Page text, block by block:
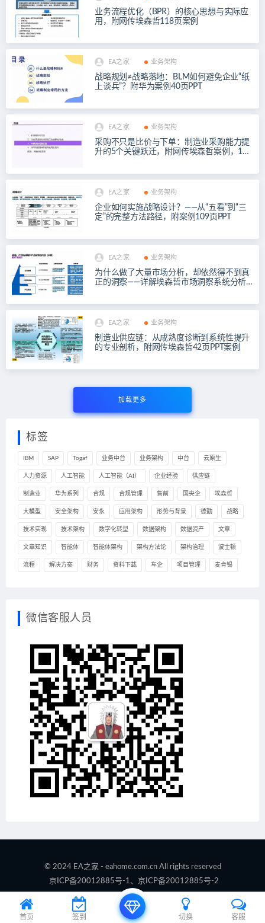
业务流程优化（BPR）的核心思想与实际应
用，附网传埃森哲118页案例
EA之家 业务架构
战略规划≠战略落地：BLM如何避免企业“纸
上谈兵”？附华为案例40页PPT
EA之家 业务架构
采购不只是比价与下单：制造业采购能力提
升的5个关键跃迁，附网传埃森哲案例，185
EA之家 业务架构
企业如何实施战略设计？——从“五看”到“三
定”的完整方法路径，附案例109页PPT
EA之家 业务架构
为什么做了大量市场分析，却依然得不到真
正的洞察——详解埃森哲市场洞察系统分析
EA之家 业务架构
制造业供应链：从成熟度诊断到系统性提升
的专业剖析，附网传埃森哲42页PPT案例
加载更多
标签
IBM SAP Togaf 业务中台 业务架构 中台 云原生
人力资源 人工智能 人工智能（AI） 企业经验 供应链
制造业 华为系列 合规 合规管理 售前 国央企 埃森哲
大模型 安全架构 安永 应用架构 形势与背景 德勤 战略
技术实现 技术架构 数字化转型 数据架构 数据资产 文章
文章知识 智能体 智能体架构 架构方法论 架构治理 波士顿
流程 解决方案 财务 资料下载 车企 项目管理 麦肯锡
微信客服人员
© 2024 EA之家 - eahome.com.cn All rights reserved
京ICP备20012885号-1、京ICP备20012885号-2
首页 签到 切换 客服